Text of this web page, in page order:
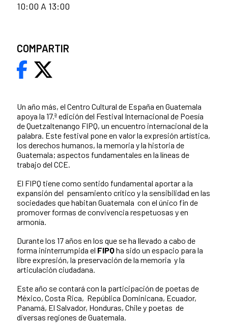
Un año más, el Centro Cultural de España en Guatemala
apoya la 17.ª edición del Festival Internacional de Poesía
de Quetzaltenango FIPQ, un encuentro internacional de la
palabra. Este festival pone en valor la expresión artística,
los derechos humanos, la memoria y la historia de
Guatemala; aspectos fundamentales en la líneas de
trabajo del CCE.
El FIPQ tiene como sentido fundamental aportar a la
expansión del pensamiento crítico y la sensibilidad en las
sociedades que habitan Guatemala con el único fin de
promover formas de convivencia respetuosas y en
armonía.
Durante los 17 años en los que se ha llevado a cabo de
forma ininterrumpida el FIPQha sido un espacio para la
libre expresión, la preservación de la memoria y la
articulación ciudadana.
Este año se contará con la participación de poetas de
México, Costa Rica, República Dominicana, Ecuador,
Panamá, El Salvador, Honduras, Chile y poetas de
diversas regiones de Guatemala.
10:00 A 13:00
COMPARTIR